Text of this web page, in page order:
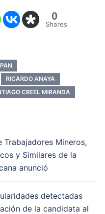
0
Shares
PAN
RICARDO ANAYA
CREEL MIRANDA
Trabajadores Mineros,
y Similares de la
anunció
detectadas
de la candidata al